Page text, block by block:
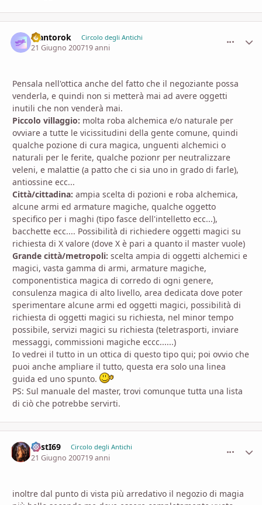
Mantorok Circolo degli Antichi
21 Giugno 200719 anni
Pensala nell'ottica anche del fatto che il negoziante possa
venderla, e quindi non si metterà mai ad avere oggetti
inutili che non venderà mai.
Piccolo villaggio: molta roba alchemica e/o naturale per
ovviare a tutte le vicissitudini della gente comune, quindi
qualche pozione di cura magica, unguenti alchemici o
naturali per le ferite, qualche pozionr per neutralizzare
veleni, e malattie (a patto che ci sia uno in grado di farle),
antiossine ecc...
Città/cittadina: ampia scelta di pozioni e roba alchemica,
alcune armi ed armature magiche, qualche oggetto
specifico per i maghi (tipo fasce dell'intelletto ecc...),
bacchette ecc.... Possibilità di richiedere oggetti magici su
richiesta di X valore (dove X è pari a quanto il master vuole)
Grande città/metropoli: scelta ampia di oggetti alchemici e
magici, vasta gamma di armi, armature magiche,
componentistica magica di corredo di ogni genere,
consulenza magica di alto livello, area dedicata dove poter
sperimentare alcune armi ed oggetti magici, possibilità di
richiesta di oggetti magici su richiesta, nel minor tempo
possibile, servizi magici su richiesta (teletrasporti, inviare
messaggi, commissioni magiche eccc......)
Io vedrei il tutto in un ottica di questo tipo qui; poi ovvio che
puoi anche ampliare il tutto, questa era solo una linea
guida ed uno spunto.
PS: Sul manuale del master, trovi comunque tutta una lista
di ciò che potrebbe servirti.
C4stI69 Circolo degli Antichi
21 Giugno 200719 anni
inoltre dal punto di vista più arredativo il negozio di magia